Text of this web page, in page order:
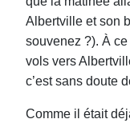
Albertville et son
souvenez ?). À
vols vers
c’est sans doute
Comme il était